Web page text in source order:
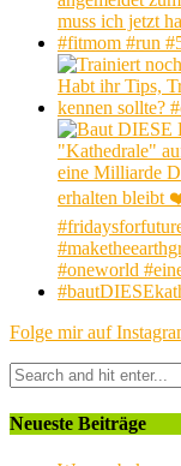
Folge mir auf
Neueste Beiträge